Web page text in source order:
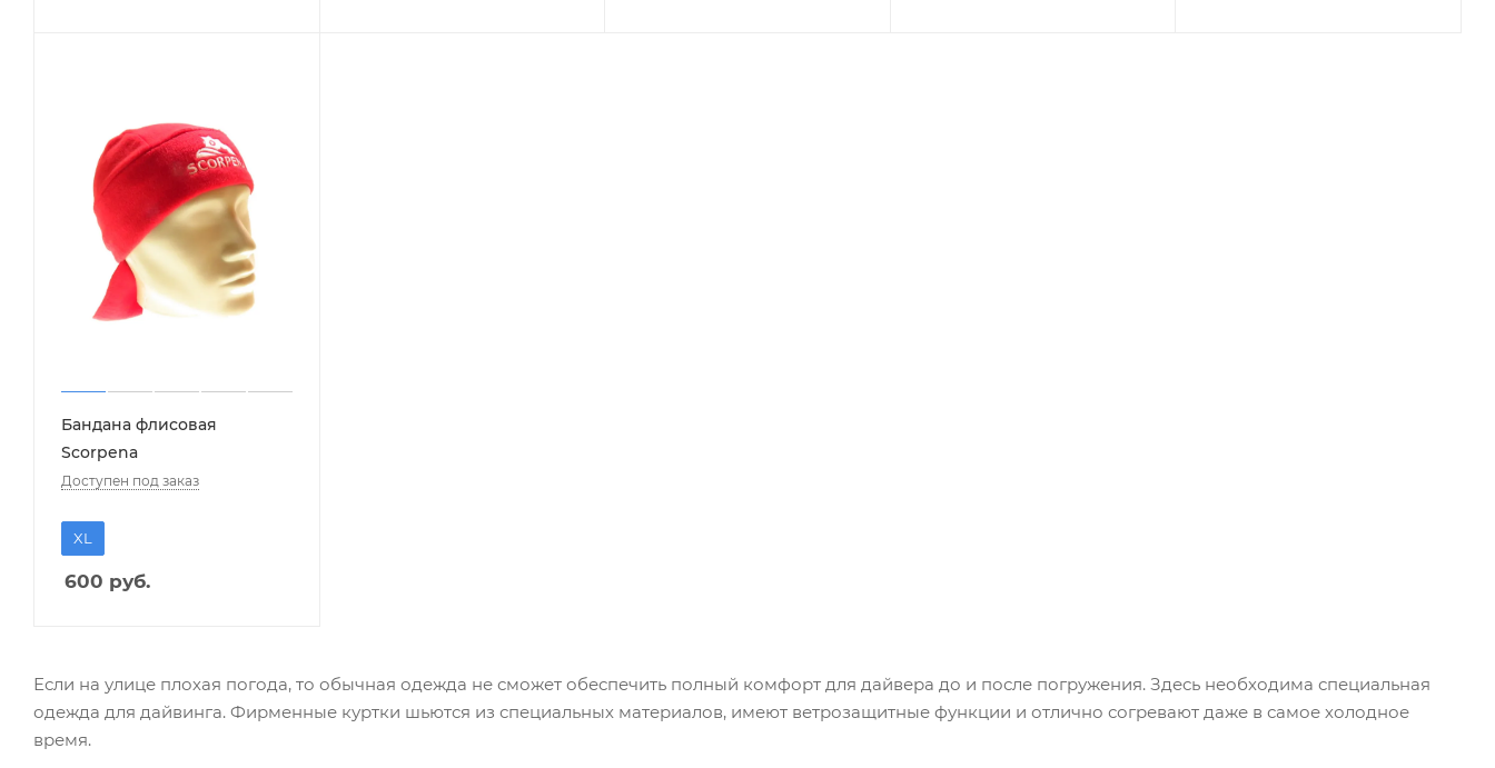
Бандана флисовая
Scorpena
Доступен под заказ
XL
600 руб.
Если на улице плохая погода, то обычная одежда не сможет обеспечить полный комфорт для дайвера до и после погружения. Здесь необходима специальная
одежда для дайвинга. Фирменные куртки шьются из специальных материалов, имеют ветрозащитные функции и отлично согревают даже в самое холодное
время.